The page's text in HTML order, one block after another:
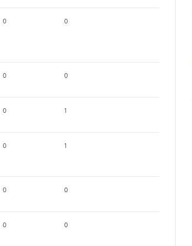
0 0
0 0
0 1
0 1
0 0
0 0